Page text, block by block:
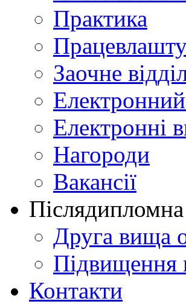
Практика
Заочне
Електронні
Нагороди
Вакансії
Післядипломна
Друга вища
Підвищення
Контакти